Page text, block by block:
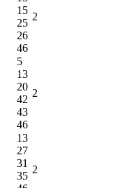
15
25
26
46
2
5
13
20
42
43
46
2
13
27
31
35
2